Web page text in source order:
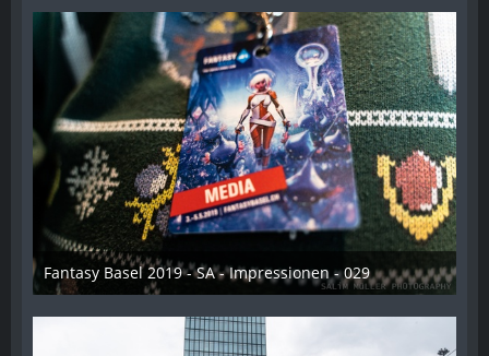
Fantasy Basel 2019 - SA - Impressionen - 029
21. Mai 2019